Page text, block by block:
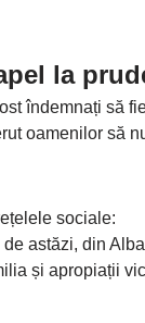
la
îndemnați să
oamenilor să
sociale:
astăzi, din
și apropiații